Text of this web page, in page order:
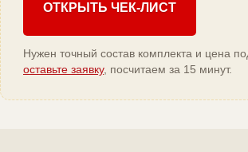
ОТКРЫТЬ ЧЕК-ЛИСТ
Нужен точный состав комплекта и цена
оставьте заявку, посчитаем за 15 минут.